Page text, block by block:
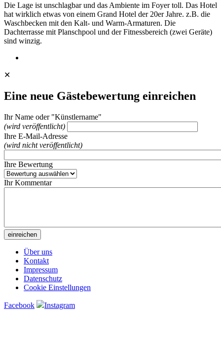
Die Lage ist unschlagbar und das Ambiente im Foyer toll. Das Hotel
hat wirklich etwas von einem Grand Hotel der 20er Jahre. z.B. die
Waschbecken mit den Kalt- und Warm-Armaturen. Die
Dachterrasse mit Planschpool und der Fitnessbereich (zwei Geräte)
sind winzig.
✕
Eine neue Gästebewertung einreichen
Ihr Name oder "Künstlername"
(wird veröffentlicht)
Ihre E-Mail-Adresse
(wird nicht veröffentlicht)
Ihre Bewertung
Ihr Kommentar
Über uns
Kontakt
Impressum
Datenschutz
Cookie Einstellungen
Facebook Instagram